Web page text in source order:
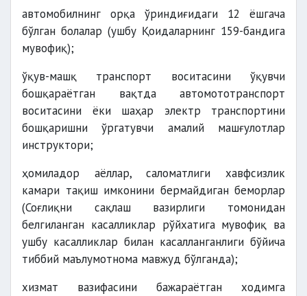
автомобилнинг орқа ўриндиғидаги 12 ёшгача
бўлган болалар (ушбу Қоидаларнинг 159-бандига
мувофиқ);
ўқув-машқ транспорт воситасини ўқувчи
бошқараётган вақтда автомототранспорт
воситасини ёки шаҳар электр транспортини
бошқаришни ўргатувчи амалий машғулотлар
инструктори;
ҳомиладор аёллар, саломатлиги хавфсизлик
камари тақиш имконини бермайдиган беморлар
(Соғлиқни сақлаш вазирлиги томонидан
белгиланган касалликлар рўйхатига мувофиқ ва
ушбу касалликлар билан касалланганлиги бўйича
тиббий маълумотнома мавжуд бўлганда);
хизмат вазифасини бажараётган ходимга